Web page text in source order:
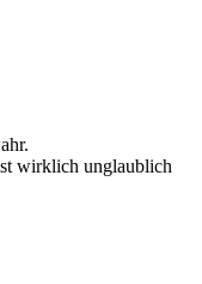
wirklich unglaublich